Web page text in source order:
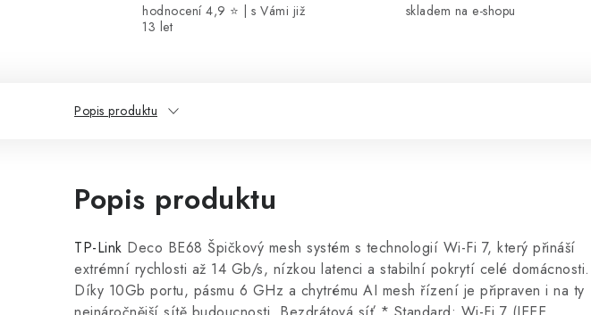
hodnocení 4,9 ⭐ | s Vámi již
13 let
skladem na e-shopu
Popis produktu
Popis produktu
TP-Link Deco BE68 Špičkový mesh systém s technologií Wi-Fi 7, který přináší
extrémní rychlosti až 14 Gb/s, nízkou latenci a stabilní pokrytí celé domácnosti.
Díky 10Gb portu, pásmu 6 GHz a chytrému AI mesh řízení je připraven i na ty